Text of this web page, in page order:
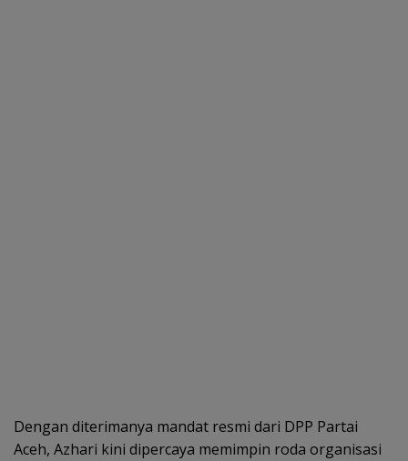
Dengan diterimanya mandat resmi dari DPP Partai
Aceh, Azhari kini dipercaya memimpin roda organisasi